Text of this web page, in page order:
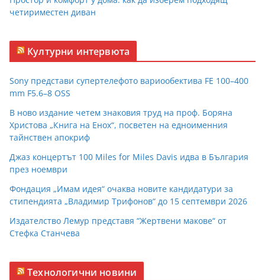
четириместен диван
Културни интервюта
Sony представи супертелефото вариообектива FE 100–400
mm F5.6–8 OSS
В ново издание четем знаковия труд на проф. Боряна
Христова „Книга на Енох“, посветен на едноименния
тайнствен апокриф
Джаз концертът 100 Miles for Miles Davis идва в България
през ноември
Фондация „Имам идея“ очаква новите кандидатури за
стипендията „Владимир Трифонов“ до 15 септември 2026
Издателство Лемур представя “Жертвени макове“ от
Стефка Станчева
Технологични новини